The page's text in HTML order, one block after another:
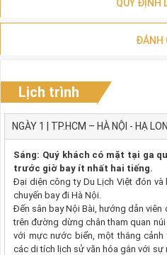
QUY ĐỊNH
ĐÁNH
Lịch trình
NGÀY 1 | TP.HCM – HÀ NỘI - HẠ
Sáng: Quý khách có mặt tại ga
trước giờ bay ít nhất hai tiếng.
Đại diện công ty Du Lịch Việt đón và
chuyến bay đi Hà Nội.
Đến sân bay Nội Bài, hướng dẫn viên
trên đường dừng chân tham quan
với mực nước biển, một thắng
các di tích lịch sử văn hóa gắn với sự